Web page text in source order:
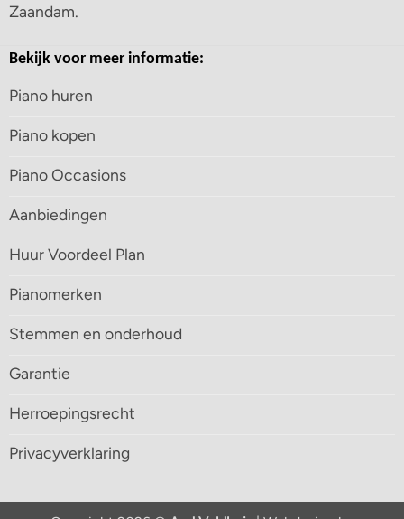
Zaandam.
Bekijk voor meer informatie:
Piano huren
Piano kopen
Piano Occasions
Aanbiedingen
Huur Voordeel Plan
Pianomerken
Stemmen en onderhoud
Garantie
Herroepingsrecht
Privacyverklaring